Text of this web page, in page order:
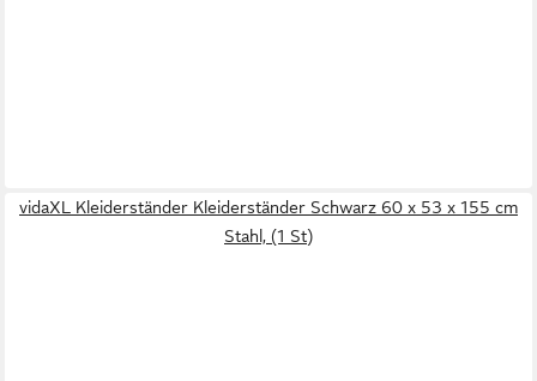
vidaXL Kleiderständer Kleiderständer Schwarz 60 x 53 x 155 cm
Stahl, (1 St)